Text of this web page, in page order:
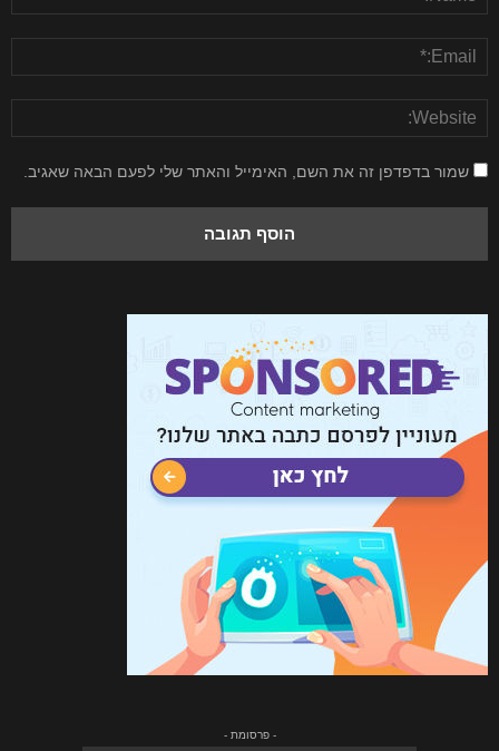
שמור בדפדפן זה את השם, האימייל והאתר שלי לפעם הבאה שאגיב.
- פרסומת -